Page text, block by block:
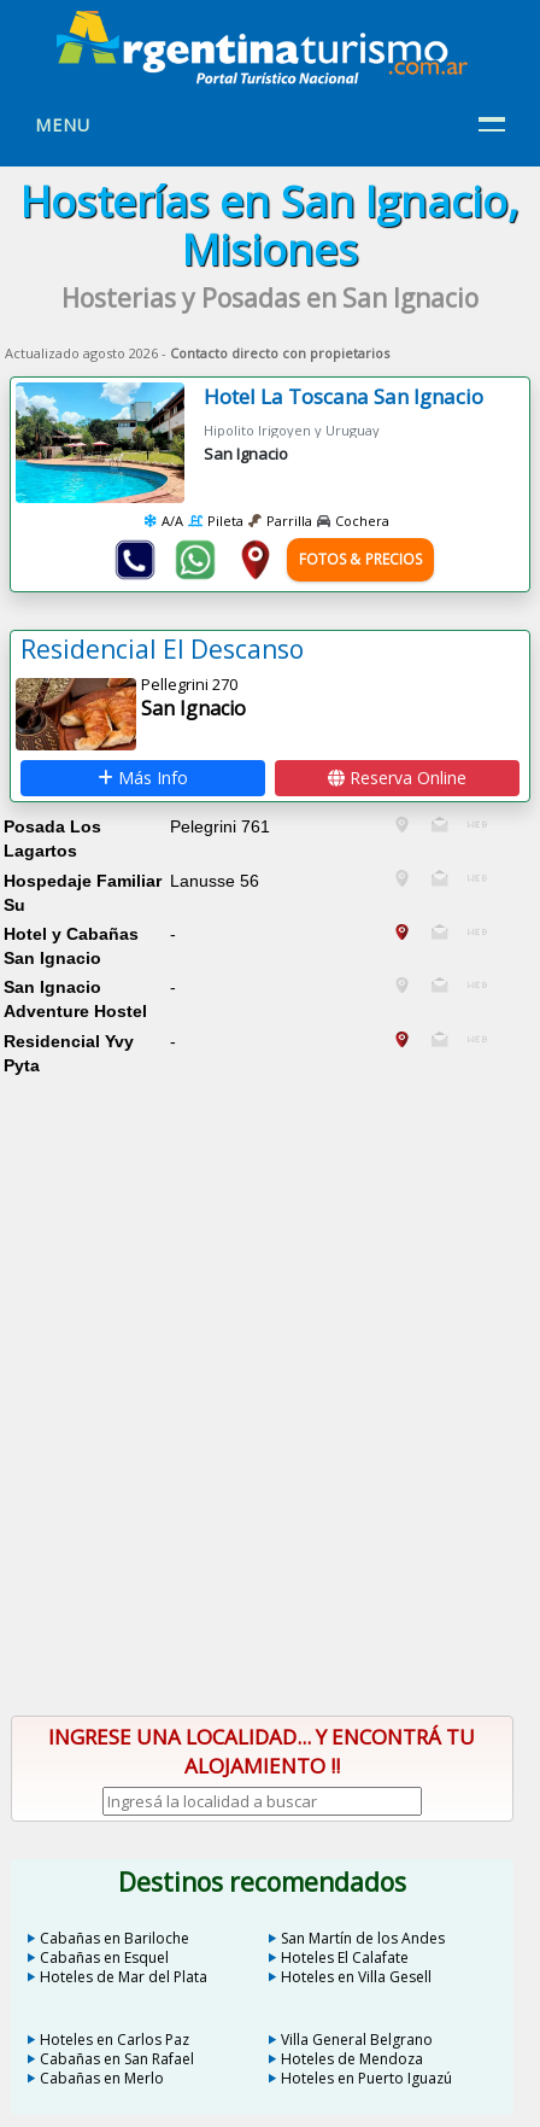
MENU
Hosterías en San Ignacio,
Misiones
Hosterias y Posadas en San Ignacio
Actualizado agosto 2026 - Contacto directo con propietarios
Hotel La Toscana San Ignacio
Hipolito Irigoyen y Uruguay
San Ignacio
A/A Pileta Parrilla Cochera
FOTOS & PRECIOS
Residencial El Descanso
Pellegrini 270
San Ignacio
Más Info Reserva Online
Posada Los
Lagartos
Pelegrini 761
Hospedaje Familiar
Su
Lanusse 56
Hotel y Cabañas
San Ignacio
-
San Ignacio
Adventure Hostel
-
Residencial Yvy
Pyta
-
INGRESE UNA LOCALIDAD... Y ENCONTRÁ TU
ALOJAMIENTO !!
Destinos recomendados
Cabañas en Bariloche
San Martín de los Andes
Cabañas en Esquel
Hoteles El Calafate
Hoteles de Mar del Plata
Hoteles en Villa Gesell
Hoteles en Carlos Paz
Villa General Belgrano
Cabañas en San Rafael
Hoteles de Mendoza
Cabañas en Merlo
Hoteles en Puerto Iguazú